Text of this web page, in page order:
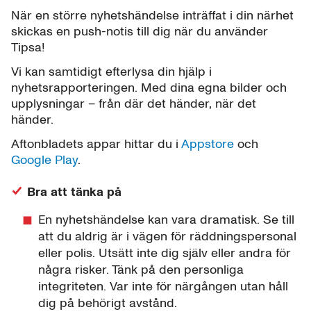
När en större nyhetshändelse inträffat i din närhet
skickas en push-notis till dig när du använder
Tipsa!
Vi kan samtidigt efterlysa din hjälp i
nyhetsrapporteringen. Med dina egna bilder och
upplysningar – från där det händer, när det
händer.
Aftonbladets appar hittar du i Appstore och
Google Play.
Bra att tänka på
En nyhetshändelse kan vara dramatisk. Se till
att du aldrig är i vägen för räddningspersonal
eller polis. Utsätt inte dig själv eller andra för
några risker. Tänk på den personliga
integriteten. Var inte för närgången utan håll
dig på behörigt avstånd.